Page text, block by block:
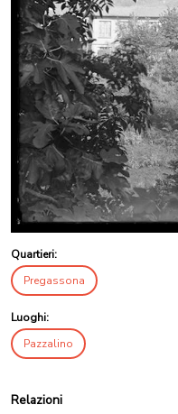
Quartieri:
Pregassona
Luoghi:
Pazzalino
Relazioni